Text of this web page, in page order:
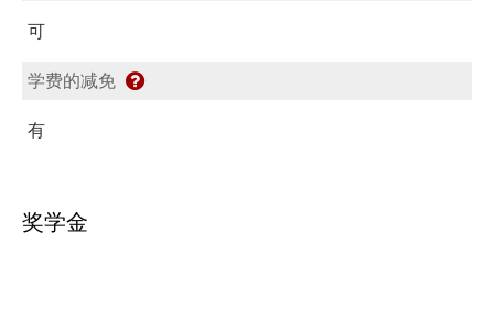
可
学费的减免
有
奖学金